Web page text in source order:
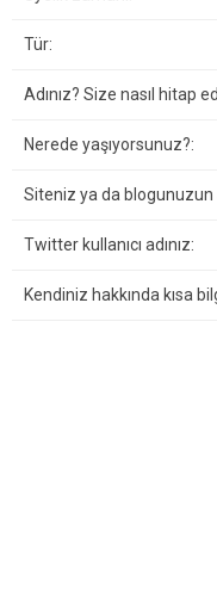
Tür:
Adınız? Size nasıl hitap
Nerede yaşıyorsunuz?:
Siteniz ya da blogunuzun
Twitter kullanıcı adınız:
Kendiniz hakkında kısa